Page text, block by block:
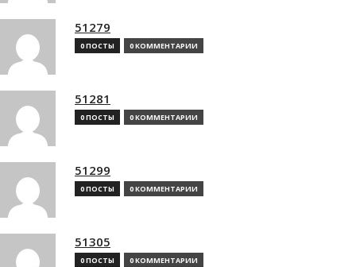
51279
0 ПОСТЫ 0 КОММЕНТАРИИ
51281
0 ПОСТЫ 0 КОММЕНТАРИИ
51299
0 ПОСТЫ 0 КОММЕНТАРИИ
51305
0 ПОСТЫ 0 КОММЕНТАРИИ